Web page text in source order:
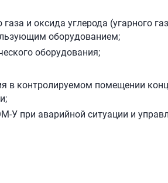
и оксида углерода (угарного
оборудованием;
оборудования;
в контролируемом помещении
У при аварийной ситуации и